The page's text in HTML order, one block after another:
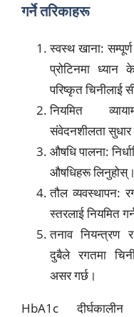
गर्ने तरिकाहरू
स्वस्थ खाना:
प्रोटिनमा ध्यान
परिष्कृत चिनीलाई
नियमित
संवेदनशीलता सुधार
औषधि पालना:
औषधिहरू लिनुहोस्।
तौल व्यवस्थापन:
स्तरलाई नियमित
तनाव नियन्त्रण र
दुबैले रगतमा
असर गर्छ।
HbA1c